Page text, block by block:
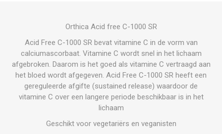
Orthica Acid free C-1000 SR
Acid Free C-1000 SR bevat vitamine C in de vorm van
calciumascorbaat. Vitamine C wordt snel in het lichaam
afgebroken. Daarom is het goed als vitamine C vertraagd aan
het bloed wordt afgegeven. Acid Free C-1000 SR heeft een
gereguleerde afgifte (sustained release) waardoor de
vitamine C over een langere periode beschikbaar is in het
lichaam
Geschikt voor vegetariërs en veganisten